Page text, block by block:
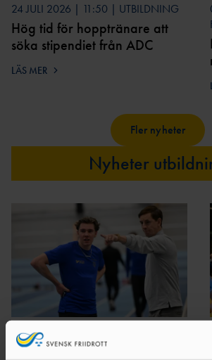
24 JULI 2026 | 11:50 | UTBILDNING
Hög tid för hopptränare att
söka stipendiet från ADC
LÄS MER
Fler nyheter
Nyheter
24 JULI 2026 | 11:50 | UTBILDNING
Hög tid för hopptränare att